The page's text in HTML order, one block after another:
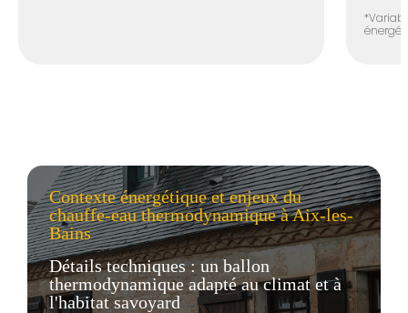
Contexte énergétique et enjeux du
chauffe-eau thermodynamique à Aix-les-
Bains
Détails techniques : un ballon
thermodynamique adapté au climat et à
l'habitat savoyard